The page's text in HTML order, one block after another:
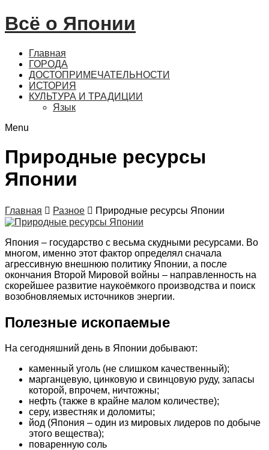
Всё о Японии
Главная
ГОРОДА
ДОСТОПРИМЕЧАТЕЛЬНОСТИ
ИСТОРИЯ
КУЛЬТУРА И ТРАДИЦИИ
Язык
Menu
Природные ресурсы
Японии
Главная  Разное  Природные ресурсы Японии
Япония – государство с весьма скудными ресурсами. Во
многом, именно этот фактор определял сначала
агрессивную внешнюю политику Японии, а после
окончания Второй Мировой войны – направленность на
скорейшее развитие наукоёмкого производства и поиск
возобновляемых источников энергии.
Полезные ископаемые
На сегодняшний день в Японии добывают:
каменный уголь (не слишком качественный);
марганцевую, цинковую и свинцовую руду, запасы
которой, впрочем, ничтожны;
нефть (также в крайне малом количестве);
серу, известняк и доломиты;
йод (Япония – один из мировых лидеров по добыче
этого вещества);
поваренную соль